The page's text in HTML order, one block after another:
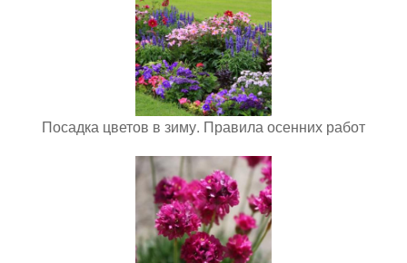
Посадка цветов в зиму. Правила осенних работ